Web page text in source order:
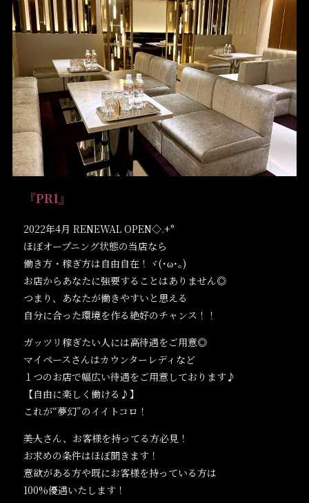
『PR1』
2022年4月 RENEWAL OPEN◇.+°
ほぼオープニング状態の当店なら
働き方・稼ぎ方は自由自在！ヾ(･ω･｡)
お店からあなたに強要することはありません◎
つまり、あなたが働きやすいと思える
自分に合った環境を作る絶好のチャンス！！
ガッツリ稼ぎたい人には高待遇をご用意◎
マイペースさんはカウンターレディなど
１つのお店で幅広い待遇をご用意しております♪
【自由に楽しく働ける♪】
これが“夢幻”のイイトコロ！
――美人さん、お客様を持ってる方必見！
お求めの条件はほぼ聞きます！
意欲がある方や既にお客様を持っている方は
100%優遇いたします！